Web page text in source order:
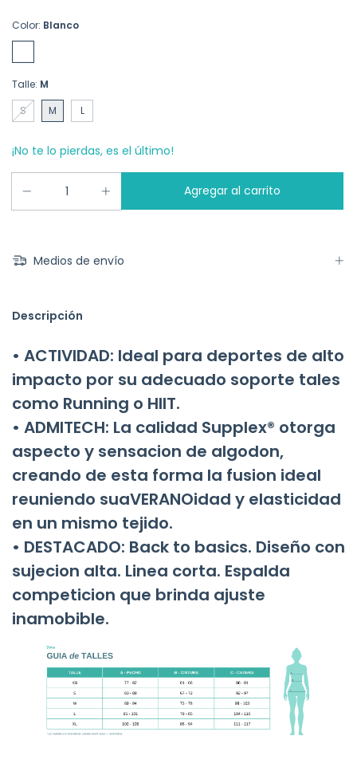
Color: Blanco
Talle: M
S
M L
¡No te lo pierdas, es el último!
Medios de envío
Descripción
• ACTIVIDAD: Ideal para deportes de alto
impacto por su adecuado soporte tales
como Running o HIIT.
• ADMITECH: La calidad Supplex® otorga
aspecto y sensacion de algodon,
creando de esta forma la fusion ideal
reuniendo suaVERANOidad y elasticidad
en un mismo tejido.
• DESTACADO: Back to basics. Diseño con
sujecion alta. Linea corta. Espalda
competicion que brinda ajuste
inamobible.